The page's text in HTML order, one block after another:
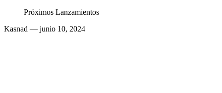
Próximos Lanzamientos
Kasnad — junio 10, 2024